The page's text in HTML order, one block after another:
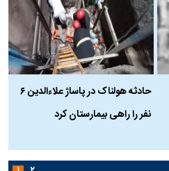
حادثه هولناک در پاساژ علاءالدین ۶
نفر را راهی بیمارستان کرد